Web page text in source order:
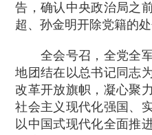
告，确认中央政治局之
超、孙金明开除党籍的处
全会号召，全党全军
地团结在以总书记同志
改革开放旗帜，凝心聚
社会主义现代化强国、
以中国式现代化全面推